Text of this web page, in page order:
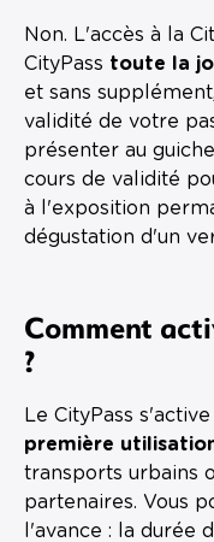
Non. L'accès à la
CityPass toute la
et sans
validité de votre
présenter au
cours de validité
à l'exposition
dégustation d'un
Comment
?
Le CityPass
première
transports urbains
partenaires. Vous
l'avance : la durée